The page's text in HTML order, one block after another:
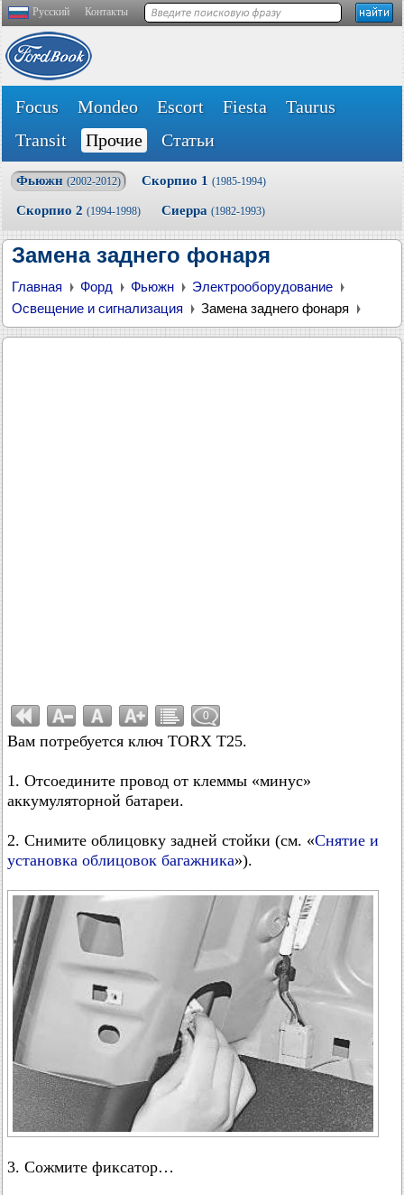
Русский Контакты
Focus Mondeo Escort Fiesta
Taurus
Transit
Прочие Статьи
Фьюжн (2002-2012) Скорпио 1 (1985-1994)
Скорпио 2 (1994-1998) Сиерра (1982-1993)
Замена заднего фонаря
Главная Форд Фьюжн
Электрооборудование
Освещение и сигнализация
Замена заднего фонаря
0
Вам потребуется ключ TORX T25.
1. Отсоедините провод от клеммы «минус»
аккумуляторной батареи.
2. Снимите облицовку задней стойки (см. «Снятие и
установка облицовок багажника»).
3. Сожмите фиксатор…